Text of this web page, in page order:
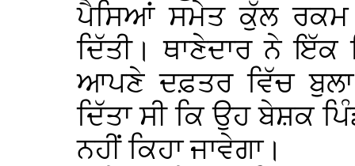
ਪੈਸਿਆਂ ਸਮੇਤ ਕੁੱਲ ਰਕਮ
ਦਿੱਤੀ। ਥਾਣੇਦਾਰ ਨੇ
ਆਪਣੇ ਦਫ਼ਤਰ ਵਿੱਚ
ਦਿੱਤਾ ਸੀ ਕਿ ਉਹ ਬੇਸ਼ਕ
ਨਹੀਂ ਕਿਹਾ ਜਾਵੇਗਾ।